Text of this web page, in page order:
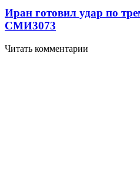
Иран готовил удар по
СМИ3073
Читать комментарии